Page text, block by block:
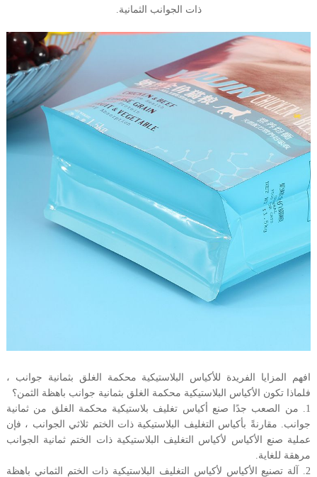
ذات الجوانب الثمانية.
افهم المزايا الفريدة للأكياس البلاستيكية محكمة الغلق بثمانية جوانب ،
فلماذا تكون الأكياس البلاستيكية محكمة الغلق بثمانية جوانب باهظة الثمن؟
1. من الصعب جدًا صنع أكياس تغليف بلاستيكية محكمة الغلق من ثمانية
جوانب. مقارنةً بأكياس التغليف البلاستيكية ذات الختم ثلاثي الجوانب ، فإن
عملية صنع الأكياس لأكياس التغليف البلاستيكية ذات الختم ثمانية الجوانب
مرهقة للغاية.
2. آلة تصنيع الأكياس لأكياس التغليف البلاستيكية ذات الختم الثماني باهظة